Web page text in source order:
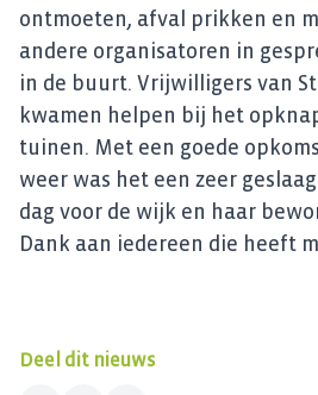
ontmoeten, afval prikken en
andere organisatoren in
in de buurt. Vrijwilligers van
kwamen helpen bij het
tuinen. Met een goede
weer was het een zeer
dag voor de wijk en haar
Dank aan iedereen die heeft
Deel dit nieuws